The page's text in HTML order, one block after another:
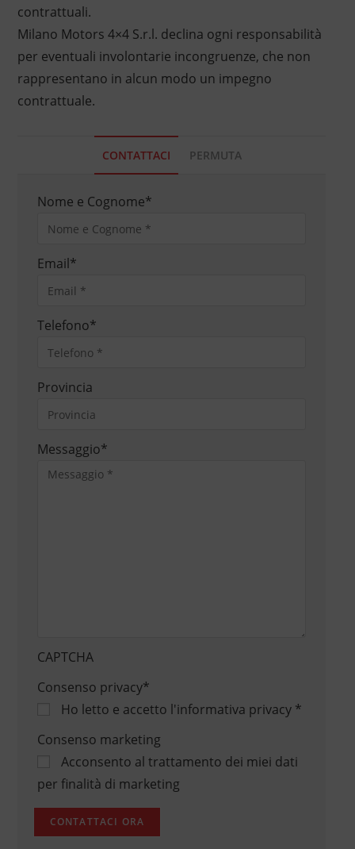
contrattuali.
Milano Motors 4×4 S.r.l. declina ogni responsabilità
per eventuali involontarie incongruenze, che non
rappresentano in alcun modo un impegno
contrattuale.
CONTATTACI PERMUTA
Nome e Cognome*
Email*
Telefono*
Provincia
Messaggio*
CAPTCHA
Consenso privacy*
Ho letto e accetto l'informativa privacy*
Consenso marketing
Acconsento al trattamento dei miei dati
per finalità di marketing